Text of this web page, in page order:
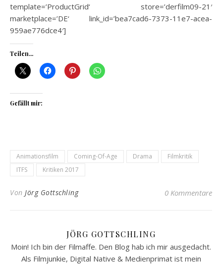
template=’ProductGrid‘ store=’derfilm09-21′
marketplace=’DE‘ link_id=’bea7cad6-7373-11e7-acea-
959ae776dce4′]
Teilen...
Gefällt mir:
Animationsfilm Coming-Of-Age Drama
Filmkritik
ITFS
Kritiken 2017
Von Jörg Gottschling 0 Kommentare
JÖRG GOTTSCHLING
Moin! Ich bin der Filmaffe. Den Blog hab ich mir ausgedacht.
Als Filmjunkie, Digital Native & Medienprimat ist mein